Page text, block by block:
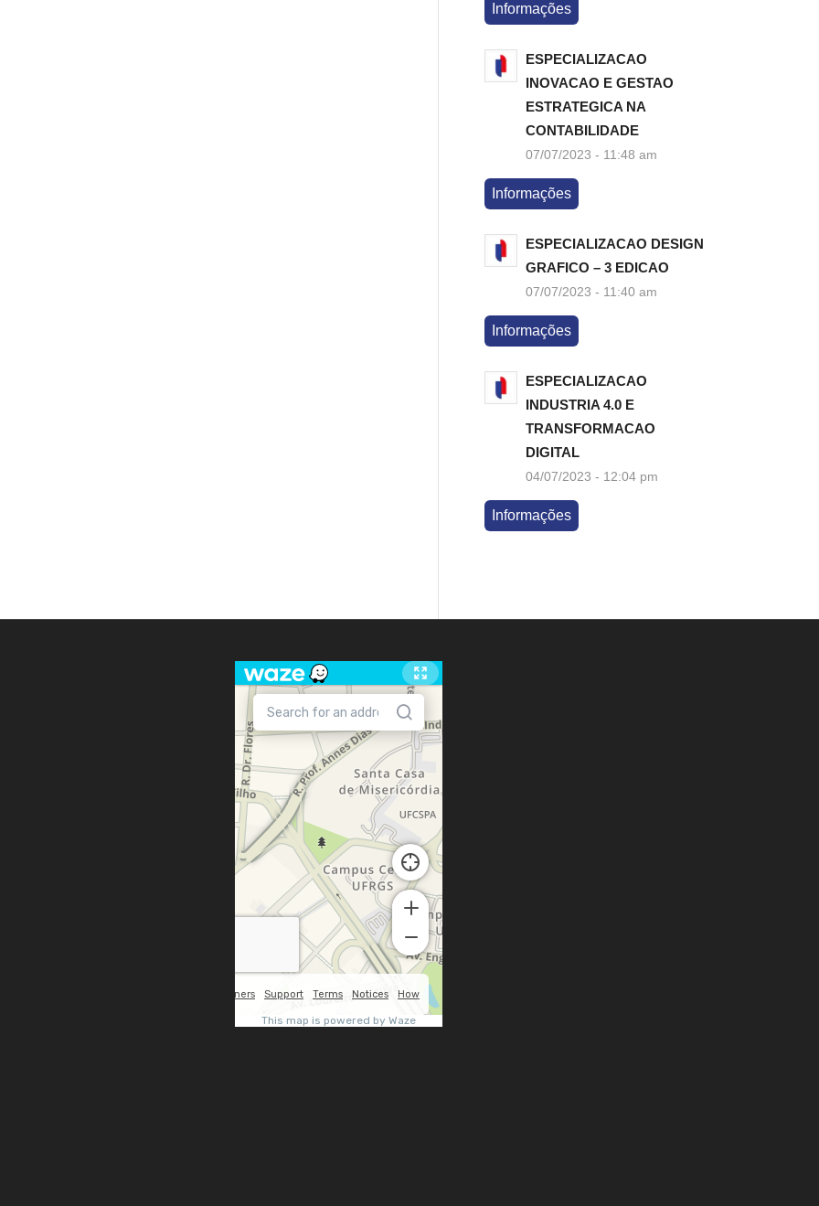
Informações
ESPECIALIZACAO
INOVACAO E GESTAO
ESTRATEGICA NA
CONTABILIDADE
07/07/2023 - 11:48 am
Informações
ESPECIALIZACAO DESIGN
GRAFICO – 3 EDICAO
07/07/2023 - 11:40 am
Informações
ESPECIALIZACAO
INDUSTRIA 4.0 E
TRANSFORMACAO
DIGITAL
04/07/2023 - 12:04 pm
Informações